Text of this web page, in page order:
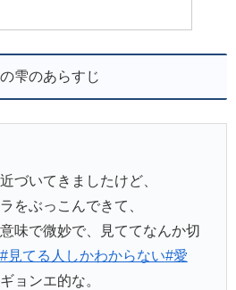
雫のあらすじ
づいてきましたけど、
をぶっこんできて、
味で微妙で、見ててなんか切
#見てる人しかわからない#愛
ョンエ的な。